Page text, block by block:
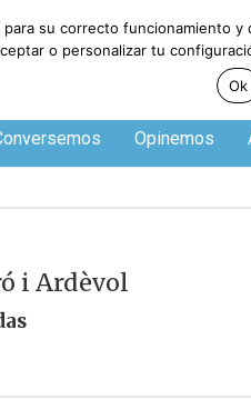
Opinemos
i Ardèvol
su correcto
o personalizar tu
Ok